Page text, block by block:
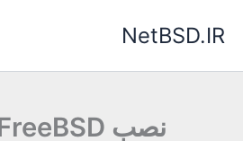
NetBSD.IR